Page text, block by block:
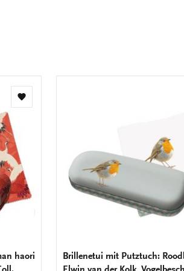
Zur
haori
Brillenetui mit Putztuch: